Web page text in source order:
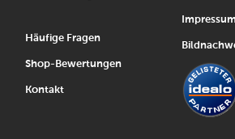
Häufige Fragen
Shop-Bewertungen
Kontakt
Impressum